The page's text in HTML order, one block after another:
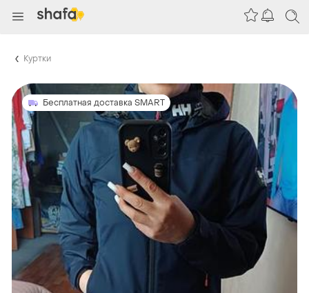
Куртки
Бесплатная доставка SMART